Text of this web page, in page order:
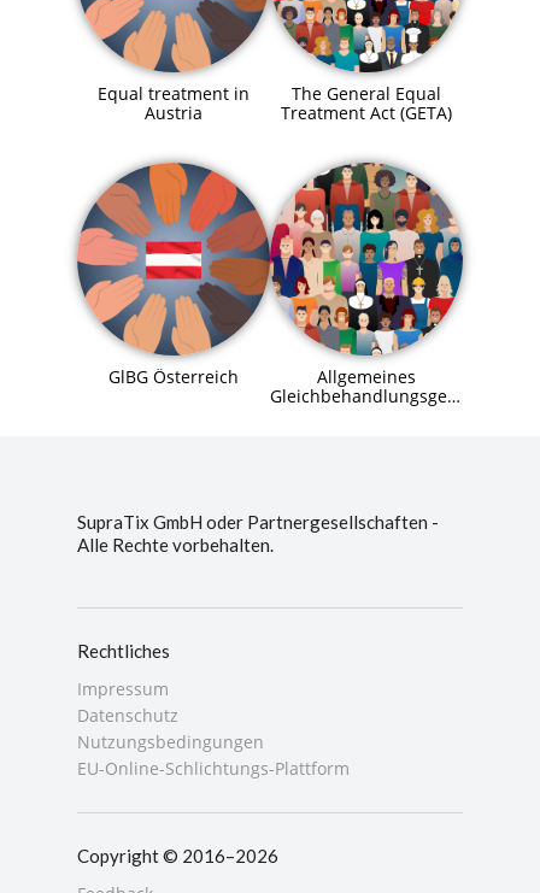
Equal treatment in
Austria
The General Equal
Treatment Act (GETA)
GlBG Österreich
Allgemeines
Gleichbehandlungsgesetz
SupraTix GmbH oder Partnergesellschaften -
Alle Rechte vorbehalten.
Rechtliches
Impressum
Datenschutz
Nutzungsbedingungen
EU-Online-Schlichtungs-Plattform
Copyright © 2016–2026